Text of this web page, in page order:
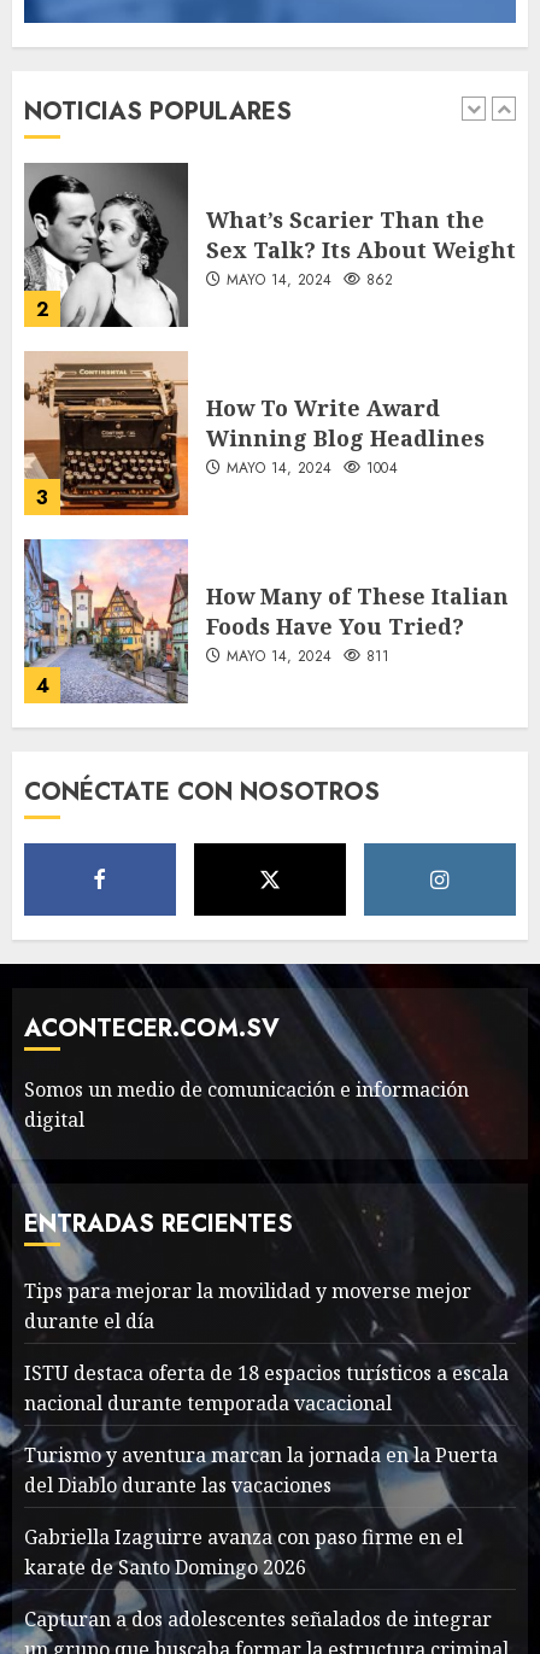
NOTICIAS POPULARES
1
Searching for the
forgotten heroes of World
MAYO 14, 2024
2
What’s Scarier Than the
Sex Talk? Its About Weight
MAYO 14, 2024 862
3
How To Write Award
Winning Blog Headlines
MAYO 14, 2024 1004
4
How Many of These Italian
Foods Have You Tried?
MAYO 14, 2024 811
Classic Cars in a Retro
The full story of
Thailand’s extraordinary
cave rescue
MAYO 14, 2024 1002
7
Valentino Goes
Deliberately Feminine for
Fall 2018
MAYO 16, 2024 765
1
Searching for the
forgotten heroes of World
War Two
MAYO 14, 2024 860
2
What’s Scarier Than the
Sex Talk? Its About Weight
CONÉCTATE CON NOSOTROS
ACONTECER.COM.SV
Somos un medio de comunicación e información
digital
ENTRADAS RECIENTES
Tips para mejorar la movilidad y moverse mejor
durante el día
ISTU destaca oferta de 18 espacios turísticos a escala
nacional durante temporada vacacional
Turismo y aventura marcan la jornada en la Puerta
del Diablo durante las vacaciones
Gabriella Izaguirre avanza con paso firme en el
karate de Santo Domingo 2026
Capturan a dos adolescentes señalados de integrar